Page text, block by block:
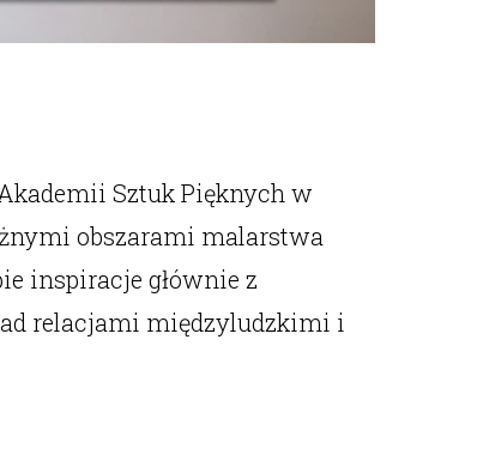
Sztuk Pięknych w
obszarami malarstwa
inspiracje głównie z
relacjami międzyludzkimi i